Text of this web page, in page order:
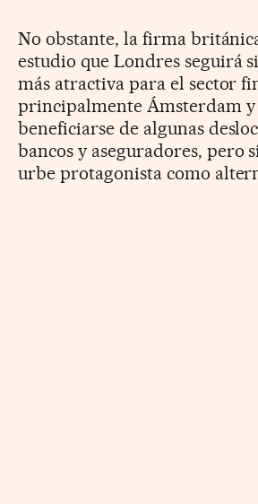
No obstante, la firma
estudio que Londres seguirá
más atractiva para el sector
principalmente Ámsterdam
beneficiarse de algunas
bancos y aseguradores, pero
urbe protagonista como